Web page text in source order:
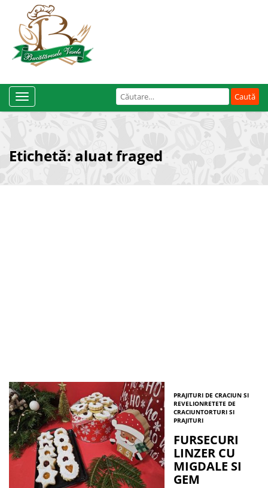
Caută
după:
Toggle
Navigation
Etichetă: aluat fraged
PRAJITURI DE CRACIUN SI
REVELIONRETETE DE
CRACIUNTORTURI SI
PRAJITURI
FURSECURI
LINZER CU
MIGDALE SI
GEM